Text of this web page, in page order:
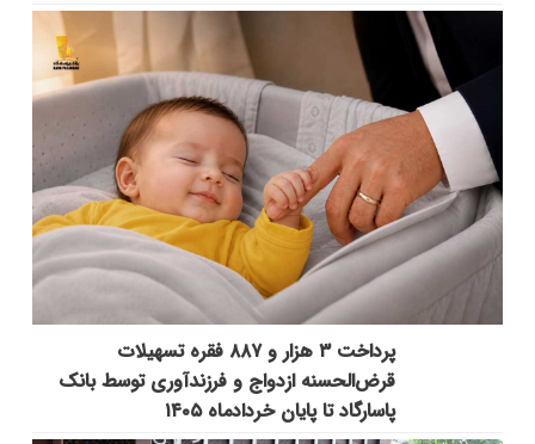
پرداخت ۳ هزار و ۸۸۷ فقره تسهیلات
قرض‌الحسنه ازدواج و فرزندآوری توسط بانک
پاسارگاد تا پایان خردادماه ۱۴۰۵